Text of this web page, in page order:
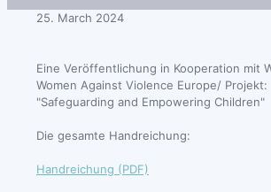
25. March 2024
Eine Veröffentlichung in Kooperation mit
Women Against Violence Europe/ Projekt:
"Safeguarding and Empowering Children"
Die gesamte Handreichung:
Handreichung (PDF)